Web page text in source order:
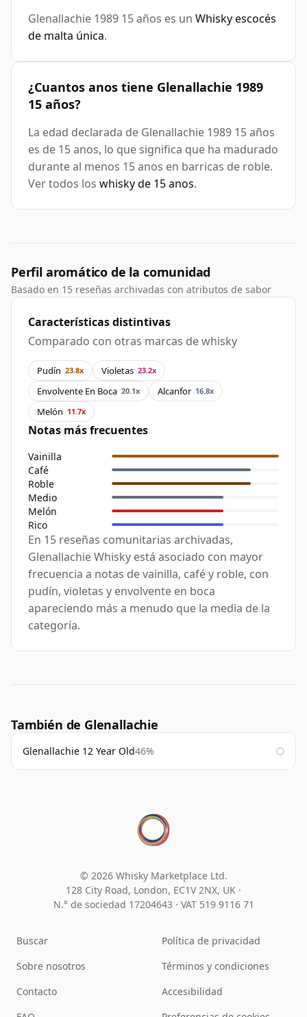
Glenallachie 1989 15 años es un Whisky escocés
de malta única.
¿Cuantos anos tiene Glenallachie 1989
15 años?
La edad declarada de Glenallachie 1989 15 años
es de 15 anos, lo que significa que ha madurado
durante al menos 15 anos en barricas de roble.
Ver todos los whisky de 15 anos.
Perfil aromático de la comunidad
Basado en 15 reseñas archivadas con atributos de sabor
Características distintivas
Comparado con otras marcas de whisky
Pudín 23.8x Violetas 23.2x
Envolvente En Boca 20.1x Alcanfor 16.8x
Melón 11.7x
Notas más frecuentes
Vainilla
Café
Roble
Medio
Melón
Rico
En 15 reseñas comunitarias archivadas,
Glenallachie Whisky está asociado con mayor
frecuencia a notas de vainilla, café y roble, con
pudín, violetas y envolvente en boca
apareciendo más a menudo que la media de la
categoría.
También de Glenallachie
Glenallachie 12 Year Old46%
© 2026 Whisky Marketplace Ltd.
128 City Road, London, EC1V 2NX, UK ·
N.° de sociedad 17204643 · VAT 519 9116 71
Buscar
Sobre nosotros
Contacto
Política de privacidad
Términos y condiciones
Accesibilidad